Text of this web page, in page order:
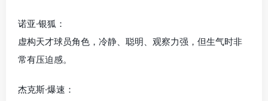
诺亚·银狐：
虚构天才球员角色，冷静、聪明、观察力强，但生气时非
常有压迫感。
杰克斯·爆速：